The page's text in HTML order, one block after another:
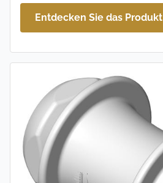
Entdecken Sie das Produkt